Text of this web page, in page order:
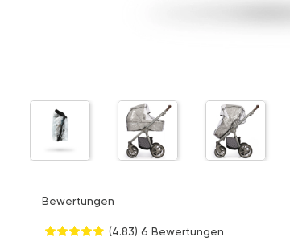
Bewertungen
(4.83) 6 Bewertungen